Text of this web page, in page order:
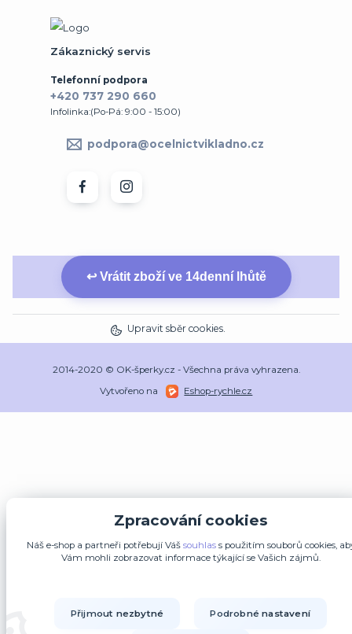
Zákaznický servis
Telefonní podpora
+420 737 290 660
Infolinka:(Po-Pá: 9:00 - 15:00)
podpora@ocelnictvikladno.cz
↩ Vrátit zboží ve 14denní lhůtě
Upravit sběr cookies.
2014-2020 © OK-šperky.cz - Všechna práva vyhrazena.
Vytvořeno na
Eshop-rychle.cz
Zpracování cookies
Náš e-shop a partneři potřebují Váš souhlass použitím souborů cookies,
Vám mohli zobrazovat informace týkající se Vašich zájmů.
Přijmout nezbytné Podrobné nastavení